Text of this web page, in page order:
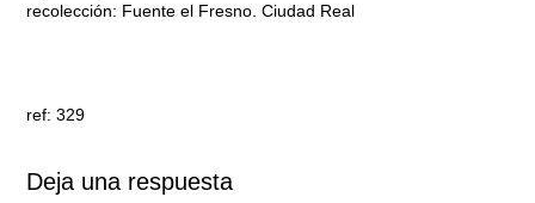
recolección: Fuente el Fresno. Ciudad Real
ref: 329
Deja una respuesta